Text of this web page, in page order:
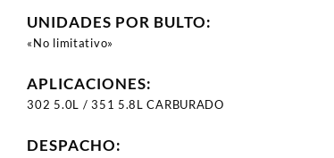
UNIDADES POR BULTO:
«No limitativo»
APLICACIONES:
302 5.0L / 351 5.8L CARBURADO
DESPACHO: